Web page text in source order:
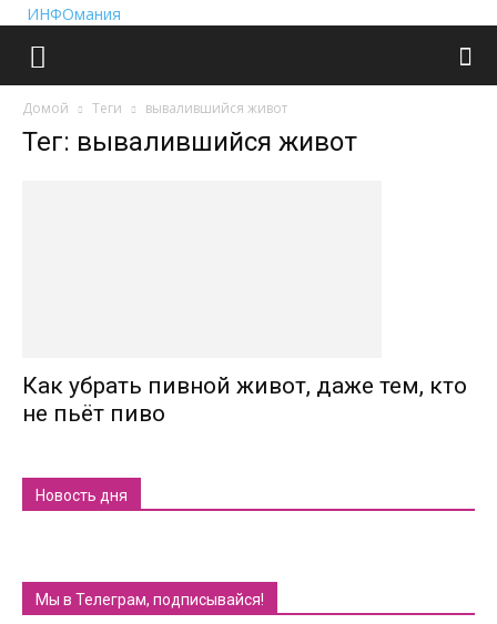
ИНФОмания
Домой Теги вывалившийся живот
Тег: вывалившийся живот
Как убрать пивной живот, даже тем, кто
не пьёт пиво
Новость дня
Мы в Телеграм, подписывайся!